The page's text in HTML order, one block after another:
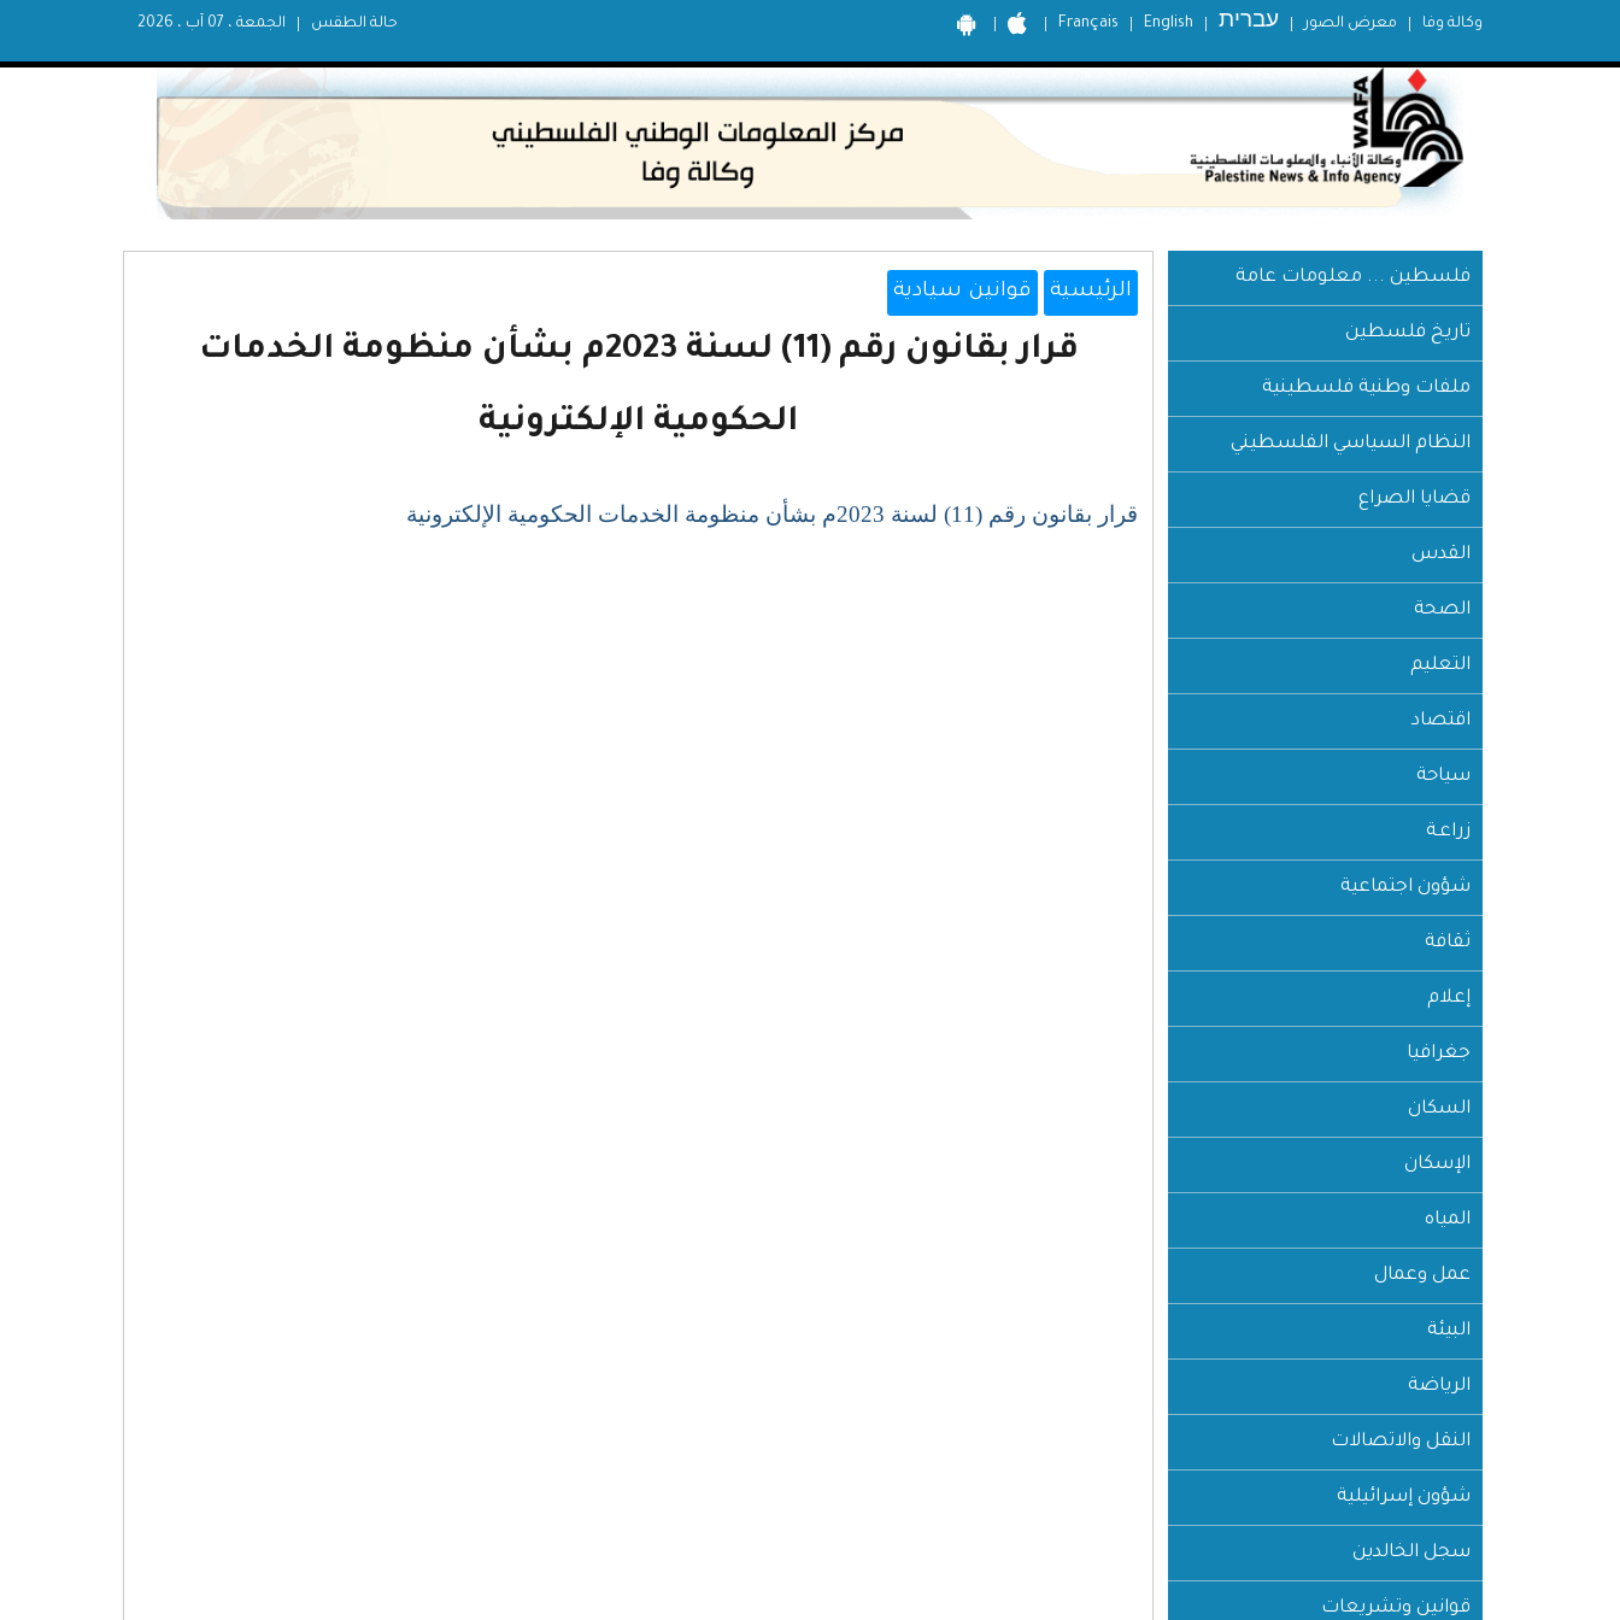
Français English עברית معرض الصور وكالة وفا الجمعة ، 07 آب ، 2026 حالة الطقس
فلسطين ... معلومات عامة
تاريخ فلسطين
ملفات وطنية فلسطينية
النظام السياسي الفلسطيني
قضايا الصراع
القدس
الصحة
التعليم
اقتصاد
سياحة
زراعـة
شؤون اجتماعية
ثقافة
إعلام
جغرافيا
السكان
الإسكان
المياه
عمل وعمال
البيئة
الرياضة
النقل والاتصالات
شؤون إسرائيلية
سجل الخالدين
قوانين وتشريعات
الرئيسية قوانين سيادية
قرار بقانون رقم (11) لسنة 2023م بشأن منظومة الخدمات
الحكومية الإلكترونية
قرار بقانون رقم (11) لسنة 2023م بشأن منظومة الخدمات الحكومية الإلكترونية